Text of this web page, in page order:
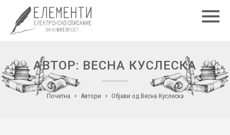
АВТОР: ВЕСНА КУСЛЕСКА
Почетна Автори Објави од Весна Куслеска